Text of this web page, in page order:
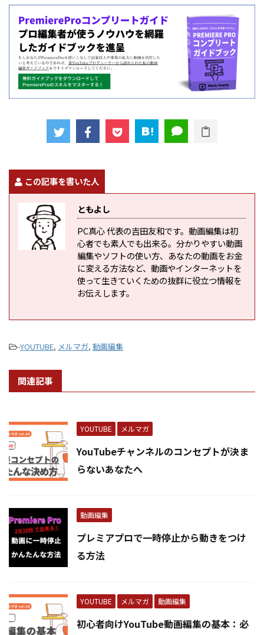
この記事を書いた人
ともよし
PC真心 代表の吉田友和です。動画編集は初
心者でも素人でも出来る。分かりやすい動画
編集やソフトの使い方、あなたの動画をお金
に変える方法など、動画やインターネットを
使って生きていくための抜群に役立つ情報を
お伝えします。
-YOUTUBE, メルマガ, 動画編集
関連記事
YOUTUBE メルマガ
YouTubeチャンネルのコンセプトが決ま
らないあなたへ
動画編集
プレミアプロで一時停止から動きをつけ
る方法
YOUTUBE メルマガ 動画編集
初心者向けYouTube動画編集の基本：必